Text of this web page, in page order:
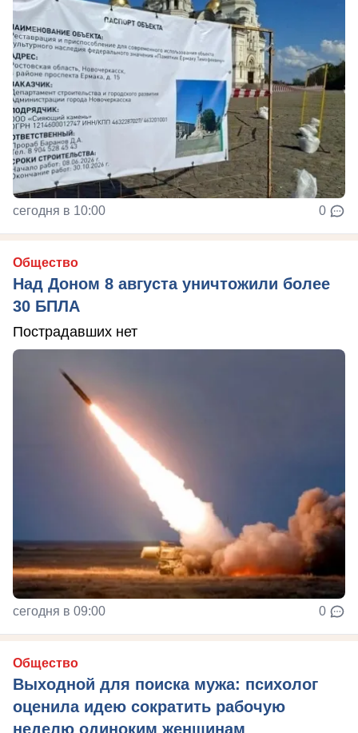
сегодня в 10:00 0
Общество
Над Доном 8 августа уничтожили более
30 БПЛА
Пострадавших нет
сегодня в 09:00 0
Общество
Выходной для поиска мужа: психолог
оценила идею сократить рабочую
неделю одиноким женщинам